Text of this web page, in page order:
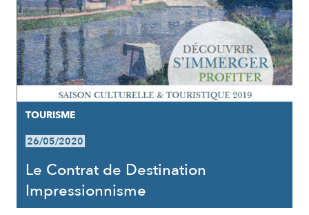
TOURISME
26/05/2020
Le Contrat de Destination
Impressionnisme